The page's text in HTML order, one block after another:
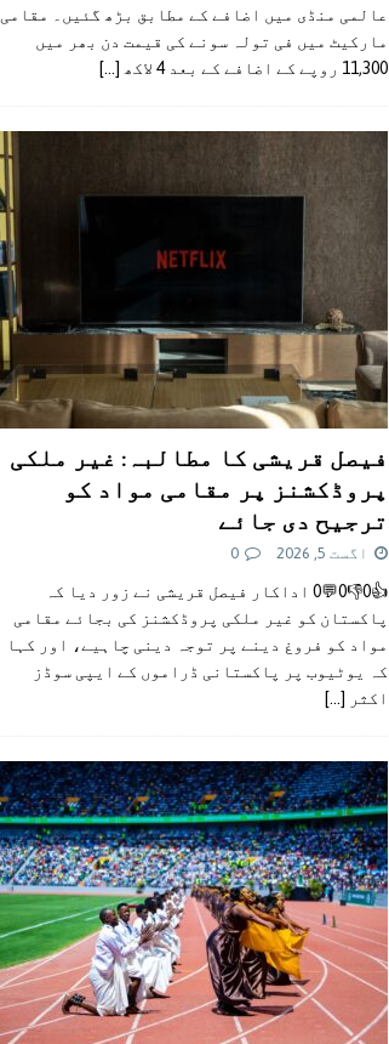
عالمی منڈی میں اضافے کے مطابق بڑھ گئیں۔ مقامی
مارکیٹ میں فی تولہ سونے کی قیمت دن بھر میں
11,300 روپے کے اضافے کے بعد 4 لاکھ
[...]
فیصل قریشی کا مطالبہ: غیر ملکی
پروڈکشنز پر مقامی مواد کو
ترجیح دی جائے
اگست 5, 2026 0
👍0👎0💬0 اداکار فیصل قریشی نے زور دیا کہ
پاکستان کو غیر ملکی پروڈکشنز کی بجائے مقامی
مواد کو فروغ دینے پر توجہ دینی چاہیے، اور کہا
کہ یوٹیوب پر پاکستانی ڈراموں کے ایپی سوڈز
اکثر
[...]